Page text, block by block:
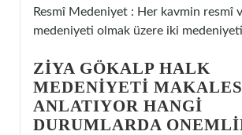
Resmî Medeniyet : Her kavmin resmî
medeniyeti olmak üzere iki medeniyeti
ZIYA GÖKALP HALK
MEDENIYETI
ANLATIYOR HANGI
DURUMLARDA